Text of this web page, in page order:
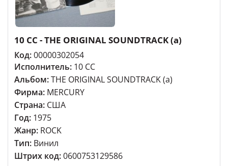
10 CC - THE ORIGINAL SOUNDTRACK (a)
Код:00000302054
Исполнитель: 10 CC
Альбом:THE ORIGINAL SOUNDTRACK (a)
Фирма: MERCURY
Страна: США
Год: 1975
Жанр: ROCK
Тип: Винил
Штрих код:0600753129586